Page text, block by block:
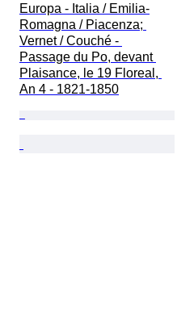
Europa - Italia / Emilia-
Romagna / Piacenza;
Vernet / Couché -
Passage du Po, devant
Plaisance, le 19 Floreal,
An 4 - 1821-1850